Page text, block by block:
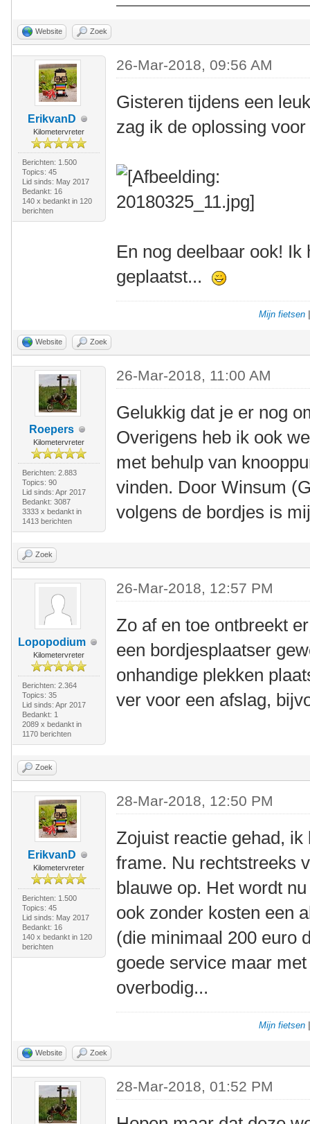
Website Zoek
ErikvanD
Kilometervreter
Berichten: 1.500
Topics: 45
Lid sinds: May 2017
Bedankt: 16
140 x bedankt in 120
berichten
26-Mar-2018, 09:56 AM
Gisteren tijdens een
zag ik de oplossing
En nog deelbaar ook!
geplaatst...
Mijn fietsen
Website Zoek
Roepers
Kilometervreter
Berichten: 2.883
Topics: 90
Lid sinds: Apr 2017
Bedankt: 3087
3333 x bedankt in
1413 berichten
26-Mar-2018, 11:00 AM
Gelukkig dat je er nog
Overigens heb ik ook
met behulp van
vinden. Door Winsum
volgens de bordjes is
Zoek
Lopopodium
Kilometervreter
Berichten: 2.364
Topics: 35
Lid sinds: Apr 2017
Bedankt: 1
2089 x bedankt in
1170 berichten
26-Mar-2018, 12:57 PM
Zo af en toe ontbreekt
een bordjesplaatser
onhandige plekken
ver voor een afslag,
Zoek
ErikvanD
Kilometervreter
Berichten: 1.500
Topics: 45
Lid sinds: May 2017
Bedankt: 16
140 x bedankt in 120
berichten
28-Mar-2018, 12:50 PM
Zojuist reactie gehad,
frame. Nu rechtstreeks
blauwe op. Het wordt
ook zonder kosten een
(die minimaal 200 euro
goede service maar
overbodig...
Mijn fietsen
Website Zoek
28-Mar-2018, 01:52 PM